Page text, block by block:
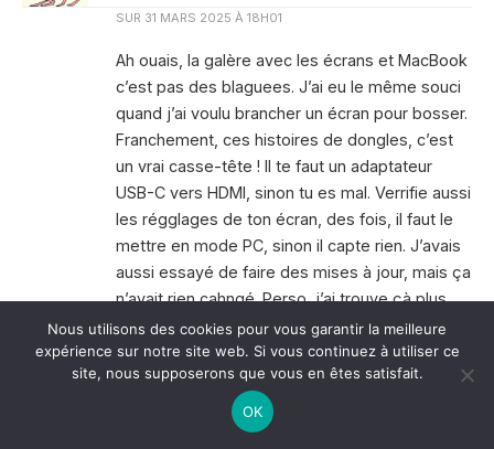
SUR 31 MARS 2025 À 18H01
Ah ouais, la galère avec les écrans et MacBook
c’est pas des blaguees. J’ai eu le même souci
quand j’ai voulu brancher un écran pour bosser.
Franchement, ces histoires de dongles, c’est
un vrai casse-tête ! Il te faut un adaptateur
USB-C vers HDMI, sinon tu es mal. Verrifie aussi
les régglages de ton écran, des fois, il faut le
mettre en mode PC, sinon il capte rien. J’avais
aussi essayé de faire des mises à jour, mais ça
n’avait rien cahngé. Perso, j’ai trouve çà plus
simple de tester avec un autre câble, des fois,
ça peut venir de là. Sinon, pour le multicouche
avec les post-its numériques, j’entends bien,
j’ai exactement la même méthode ! Accrocher
tout en visuel, ça aide de fou pour le boulot.
Nous utilisons des cookies pour vous garantir la meilleure
expérience sur notre site web. Si vous continuez à utiliser ce
site, nous supposerons que vous en êtes satisfait.
OK